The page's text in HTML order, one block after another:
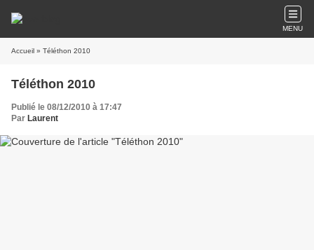
MENU
Accueil » Téléthon 2010
Téléthon 2010
Publié le 08/12/2010 à 17:47
Par Laurent